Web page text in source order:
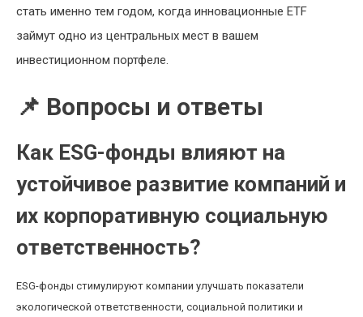
стать именно тем годом, когда инновационные ETF
займут одно из центральных мест в вашем
инвестиционном портфеле.
📌 Вопросы и ответы
Как ESG-фонды влияют на
устойчивое развитие компаний и
их корпоративную социальную
ответственность?
ESG-фонды стимулируют компании улучшать показатели
экологической ответственности, социальной политики и